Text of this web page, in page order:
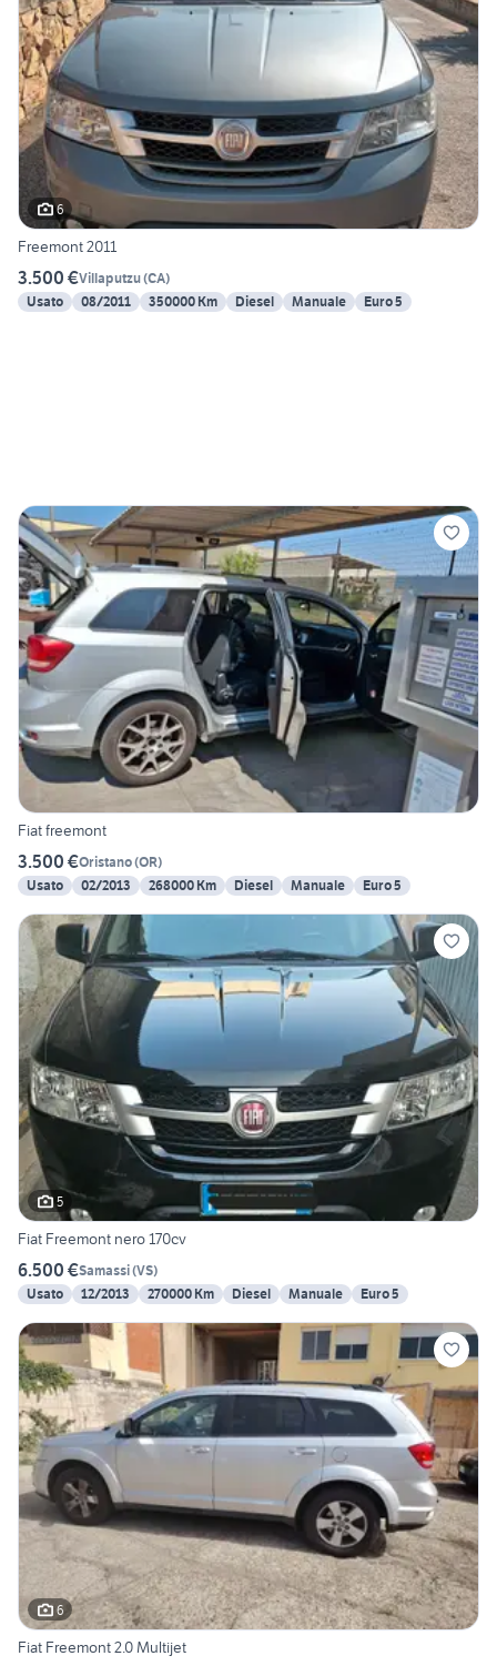
6
Freemont 2011
3.500 €Villaputzu(CA)
Usato
08/2011 350000 Km Diesel Manuale Euro 5
Fiat freemont
3.500 €Oristano(OR)
Usato
02/2013 268000 Km Diesel Manuale Euro 5
5
Fiat Freemont nero 170cv
6.500 €Samassi(VS)
Usato
12/2013 270000 Km Diesel Manuale Euro 5
6
Fiat Freemont 2.0 Multijet